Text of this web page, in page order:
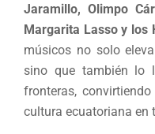
Jaramillo, Olimpo
Margarita Lasso y los
músicos no solo
sino que también lo
fronteras,
cultura ecuatoriana en